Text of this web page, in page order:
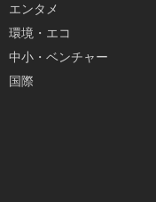
エンタメ
環境・エコ
中小・ベンチャー
国際